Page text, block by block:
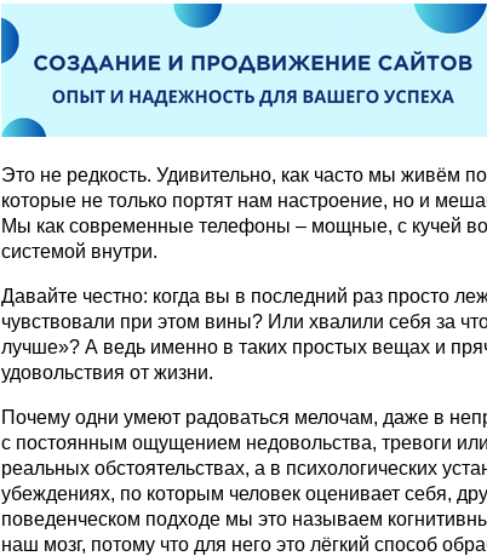
Это не редкость. Удивительно, как часто мы живём
которые не только портят нам настроение, но и
Мы как современные телефоны – мощные, с кучей
системой внутри.
Давайте честно: когда вы в последний раз просто
чувствовали при этом вины? Или хвалили себя за
лучше»? А ведь именно в таких простых вещах и
удовольствия от жизни.
Почему одни умеют радоваться мелочам, даже в
с постоянным ощущением недовольства, тревоги
реальных обстоятельствах, а в психологических
убеждениях, по которым человек оценивает себя,
поведенческом подходе мы это называем
наш мозг, потому что для него это лёгкий способ